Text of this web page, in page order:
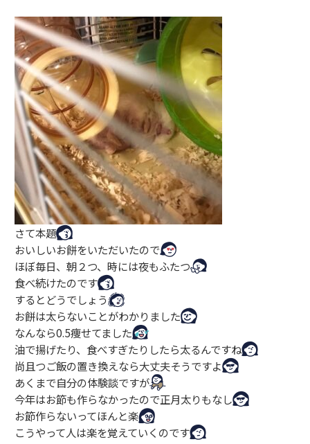
さて本題
おいしいお餅をいただいたので
ほぼ毎日、朝２つ、時には夜もふたつ
食べ続けたのです
するとどうでしょう
お餅は太らないことがわかりました
なんなら0.5痩せてました
油で揚げたり、食べすぎたりしたら太るんですね
尚且つご飯の置き換えなら大丈夫そうですよ
あくまで自分の体験談ですが
今年はお節も作らなかったので正月太りもなし
お節作らないってほんと楽
こうやって人は楽を覚えていくのです